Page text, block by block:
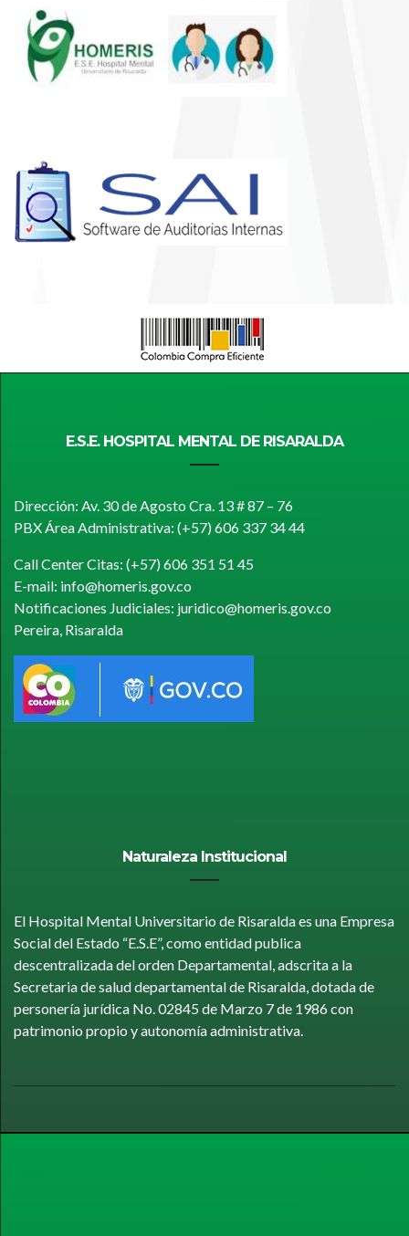
E.S.E. HOSPITAL MENTAL DE RISARALDA
Dirección: Av. 30 de Agosto Cra. 13 # 87 – 76
PBX Área Administrativa: (+57) 606 337 34 44
Call Center Citas: (+57) 606 351 51 45
E-mail: info@homeris.gov.co
Notificaciones Judiciales: juridico@homeris.gov.co
Pereira, Risaralda
Naturaleza Institucional
El Hospital Mental Universitario de Risaralda es una Empresa
Social del Estado “E.S.E”, como entidad publica
descentralizada del orden Departamental, adscrita a la
Secretaria de salud departamental de Risaralda, dotada de
personería jurídica No. 02845 de Marzo 7 de 1986 con
patrimonio propio y autonomía administrativa.